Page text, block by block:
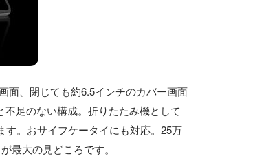
面、閉じても約6.5インチのカバー画面
足のない構成。折りたたみ機として
す。おサイフケータイにも対応。25万
最大の見どころです。